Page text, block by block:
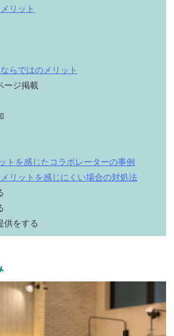
リット
らではのメリット
ージ掲載
トを感じたコラボレーターの事例
リットを感じにくい場合の対処法
供をする